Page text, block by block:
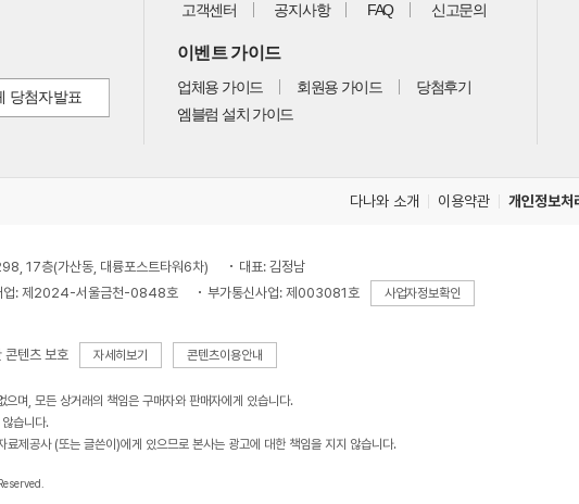
당첨자발표
고객센터 공지사항 FAQ 신고문의
이벤트 가이드
업체용 가이드 회원용 가이드
당첨후기
엠블럼 설치 가이드
다나와 소개 이용약관 개인정보처
17층(가산동, 대륭포스트타워6차)
대표: 김정남
업: 제2024-서울금천-0848호 부가통신사업: 제003081호 사업자정보확인
콘텐츠 보호 자세히보기 콘텐츠이용안내
며, 모든 상거래의 책임은 구매자와 판매자에게 있습니다.
습니다.
제공사 (또는 글쓴이)에게 있으므로 본사는 광고에 대한 책임을 지지 않습니다.